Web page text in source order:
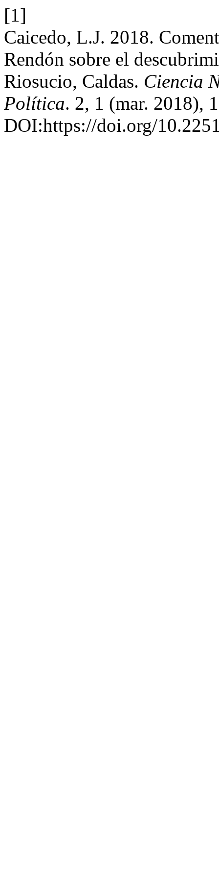
[1]
Caicedo, L.J. 2018.
Rendón sobre el
Riosucio, Caldas. Ciencia
Política. 2, 1 (mar. 2018),
DOI:https://doi.org/